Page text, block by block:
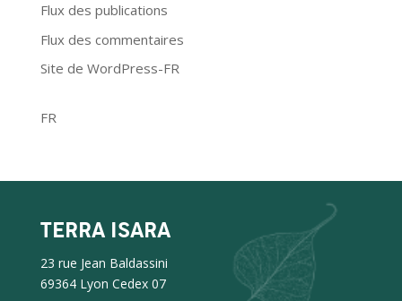
Flux des publications
Flux des commentaires
Site de WordPress-FR
FR
TERRA ISARA
23 rue Jean Baldassini
69364 Lyon Cedex 07